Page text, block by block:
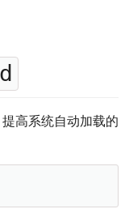
高系统自动加载的